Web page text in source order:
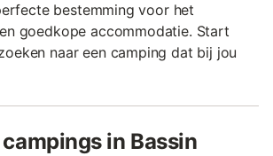
bestemming voor het
goedkope accommodatie. Start
naar een camping dat bij jou
in Bassin